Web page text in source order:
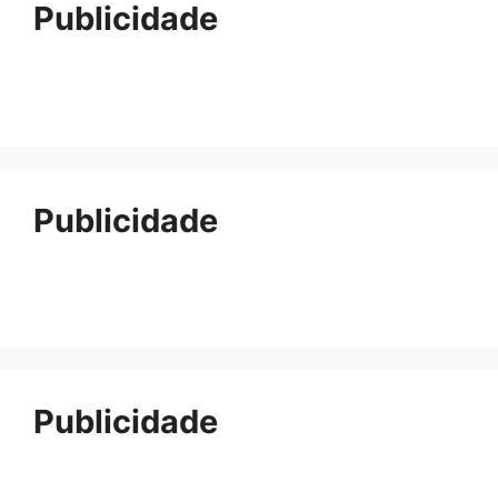
Publicidade
Publicidade
Publicidade